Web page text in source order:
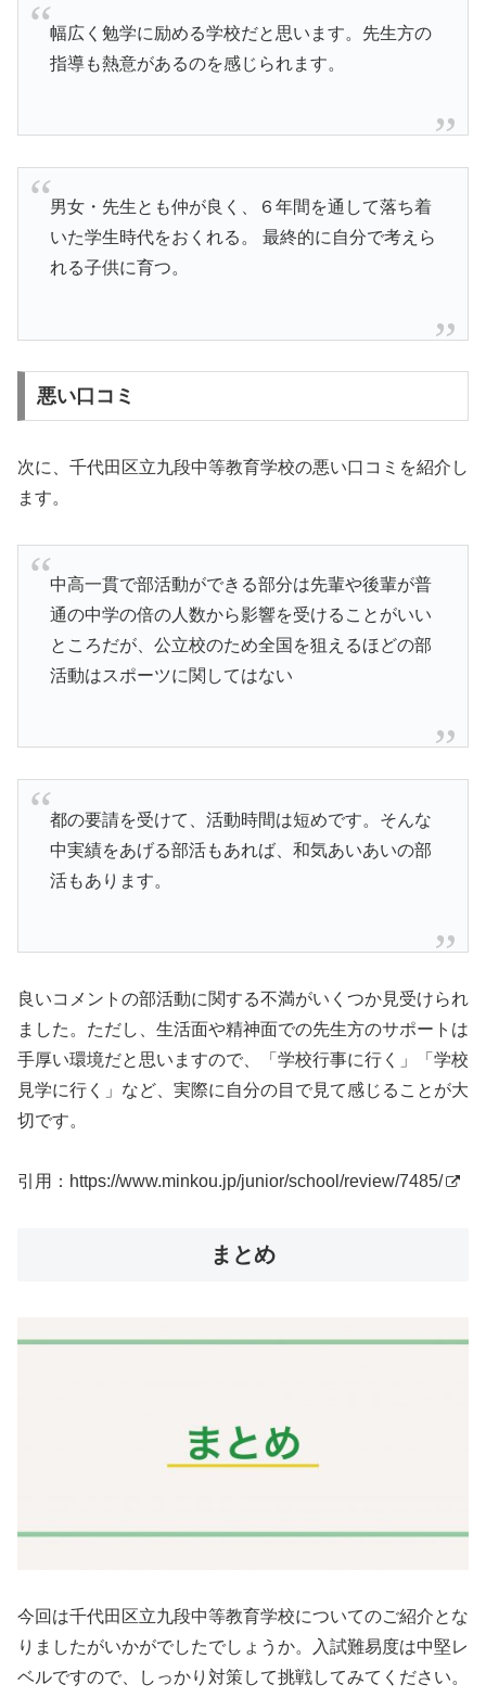
幅広く勉学に励める学校だと思います。先生方の
指導も熱意があるのを感じられます。
男女・先生とも仲が良く、６年間を通して落ち着
いた学生時代をおくれる。 最終的に自分で考えら
れる子供に育つ。
悪い口コミ
次に、千代田区立九段中等教育学校の悪い口コミを紹介し
ます。
中高一貫で部活動ができる部分は先輩や後輩が普
通の中学の倍の人数から影響を受けることがいい
ところだが、公立校のため全国を狙えるほどの部
活動はスポーツに関してはない
都の要請を受けて、活動時間は短めです。そんな
中実績をあげる部活もあれば、和気あいあいの部
活もあります。
良いコメントの部活動に関する不満がいくつか見受けられ
ました。ただし、生活面や精神面での先生方のサポートは
手厚い環境だと思いますので、「学校行事に行く」「学校
見学に行く」など、実際に自分の目で見て感じることが大
切です。
引用： https://www.minkou.jp/junior/school/review/7485/
まとめ
今回は千代田区立九段中等教育学校についてのご紹介とな
りましたがいかがでしたでしょうか。入試難易度は中堅レ
ベルですので、しっかり対策して挑戦してみてください。